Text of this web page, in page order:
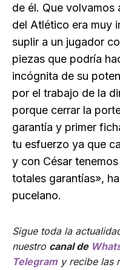
de él. Que volvamos
del Atlético era muy
suplir a un jugador
piezas que podría
incógnita de su
por el trabajo de la
porque cerrar la
garantía y primer
tu esfuerzo ya que
y con César
totales garantías»,
pucelano.
Sigue toda la
nuestro canal de
Telegramy recibe las